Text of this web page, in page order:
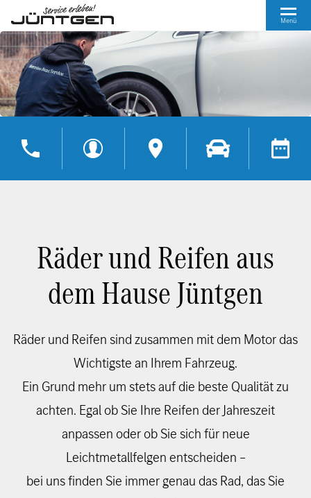
Menü
Räder und Reifen aus
dem Hause Jüntgen
Räder und Reifen sind zusammen mit dem Motor das
Wichtigste an Ihrem Fahrzeug.
Ein Grund mehr um stets auf die beste Qualität zu
achten. Egal ob Sie Ihre Reifen der Jahreszeit
anpassen oder ob Sie sich für neue
Leichtmetallfelgen entscheiden –
bei uns finden Sie immer genau das Rad, das Sie